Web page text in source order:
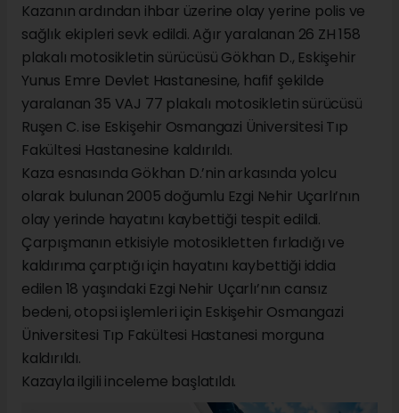
Kazanın ardından ihbar üzerine olay yerine polis ve
sağlık ekipleri sevk edildi. Ağır yaralanan 26 ZH 158
plakalı motosikletin sürücüsü Gökhan D., Eskişehir
Yunus Emre Devlet Hastanesine, hafif şekilde
yaralanan 35 VAJ 77 plakalı motosikletin sürücüsü
Ruşen C. ise Eskişehir Osmangazi Üniversitesi Tıp
Fakültesi Hastanesine kaldırıldı.
Kaza esnasında Gökhan D.’nin arkasında yolcu
olarak bulunan 2005 doğumlu Ezgi Nehir Uçarlı’nın
olay yerinde hayatını kaybettiği tespit edildi.
Çarpışmanın etkisiyle motosikletten fırladığı ve
kaldırıma çarptığı için hayatını kaybettiği iddia
edilen 18 yaşındaki Ezgi Nehir Uçarlı’nın cansız
bedeni, otopsi işlemleri için Eskişehir Osmangazi
Üniversitesi Tıp Fakültesi Hastanesi morguna
kaldırıldı.
Kazayla ilgili inceleme başlatıldı.